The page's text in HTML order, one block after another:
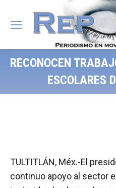
RECONOCEN
ESCOLARES
TULTITLÁN, Méx.-El
continuo apoyo al sector